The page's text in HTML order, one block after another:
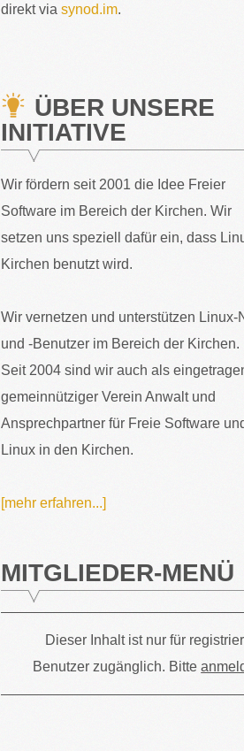
direkt viasynod.im.
ÜBER UNSERE
INITIATIVE
Wir fördern seit 2001 die Idee Freier
Software im Bereich der Kirchen. Wir
setzen uns speziell dafür ein, dass
Kirchen benutzt wird.
Wir vernetzen und unterstützen Linux-
und -Benutzer im Bereich der Kirchen.
Seit 2004 sind wir auch als
gemeinnütziger Verein Anwalt und
Ansprechpartner für Freie Software
Linux in den Kirchen.
[mehr erfahren...]
MITGLIEDER-MENÜ
Dieser Inhalt ist nur für
Benutzer zugänglich. Bitte